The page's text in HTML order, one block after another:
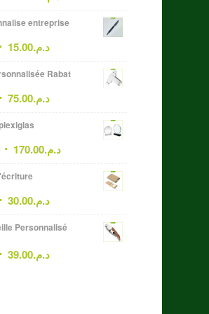
entreprise
د.م.15.00
Rabat
د.م.75.00
د.م.170.00
د.م.30.00
Personnalisé
د.م.39.00